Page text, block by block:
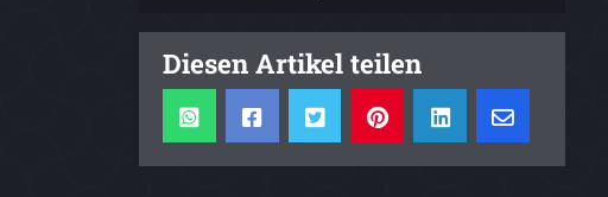
Diesen Artikel teilen